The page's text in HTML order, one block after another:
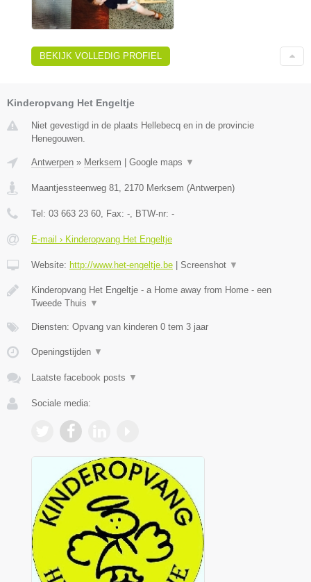
BEKIJK VOLLEDIG PROFIEL
Kinderopvang Het Engeltje
Niet gevestigd in de plaats Hellebecq en in de provincie
Henegouwen.
Antwerpen » Merksem Google maps ▼
Maantjessteenweg 81, 2170 Merksem (Antwerpen)
Tel: 03 663 23 60, Fax: -, BTW-nr: -
E-mail › Kinderopvang Het Engeltje
Website: http://www.het-engeltje.be Screenshot ▼
Kinderopvang Het Engeltje - a Home away from Home - een
Tweede Thuis ▼
Diensten: Opvang van kinderen 0 tem 3 jaar
Openingstijden ▼
Laatste facebook posts ▼
Sociale media: